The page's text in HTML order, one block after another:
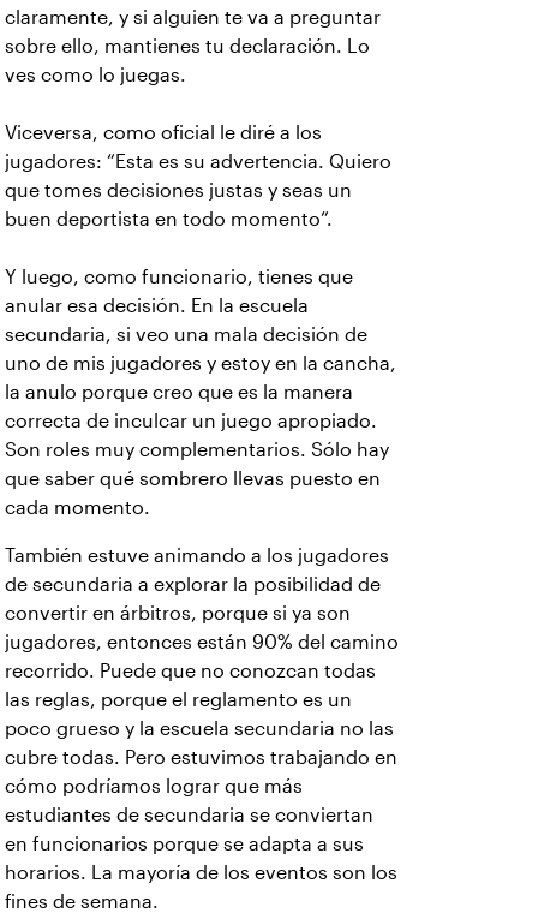
claramente, y si alguien te va a preguntar
sobre ello, mantienes tu declaración. Lo
ves como lo juegas.
Viceversa, como oficial le diré a los
jugadores: “Esta es su advertencia. Quiero
que tomes decisiones justas y seas un
buen deportista en todo momento”.
Y luego, como funcionario, tienes que
anular esa decisión. En la escuela
secundaria, si veo una mala decisión de
uno de mis jugadores y estoy en la cancha,
la anulo porque creo que es la manera
correcta de inculcar un juego apropiado.
Son roles muy complementarios. Sólo hay
que saber qué sombrero llevas puesto en
cada momento.
También estuve animando a los jugadores
de secundaria a explorar la posibilidad de
convertir en árbitros, porque si ya son
jugadores, entonces están 90% del camino
recorrido. Puede que no conozcan todas
las reglas, porque el reglamento es un
poco grueso y la escuela secundaria no las
cubre todas. Pero estuvimos trabajando en
cómo podríamos lograr que más
estudiantes de secundaria se conviertan
en funcionarios porque se adapta a sus
horarios. La mayoría de los eventos son los
fines de semana.